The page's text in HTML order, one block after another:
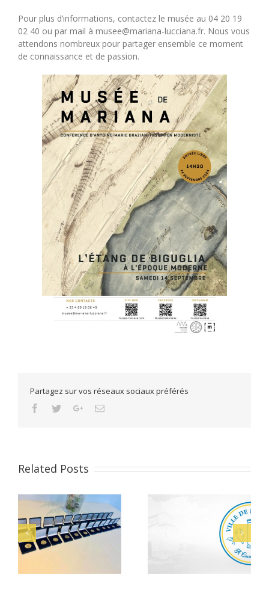
Pour plus d’informations, contactez le musée au 04 20 19
02 40 ou par mail à musee@mariana-lucciana.fr. Nous vous
attendons nombreux pour partager ensemble ce moment
de connaissance et de passion.
Partagez sur vos réseaux sociaux préférés
Facebook
TwitterGoogle+Email
Related Posts
Alerte Canicule –
Musée de Mariana
Agent d’accueil et
médiation